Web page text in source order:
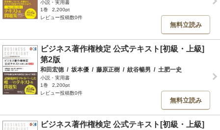
小説・実用書
1巻
2,200pt
レビュー投稿数0件
無料立読み
ビジネス著作権検定 公式テキスト[初級・上級]
第2版
和田宏徳 / 坂本優 / 藤原正樹 / 紋谷暢男 / 土肥一史
小説・実用書
1巻
2,200pt
レビュー投稿数0件
無料立読み
ビジネス著作権検定 公式テキスト[初級・上級]